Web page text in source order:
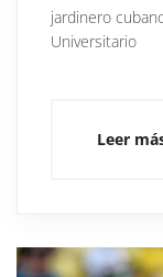
jardinero
Universitario
Leer